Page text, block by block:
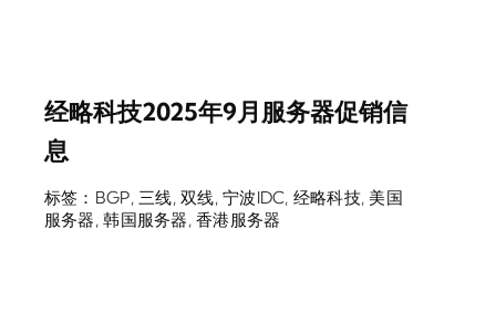
经略科技2025年9月服务器促销信
息
标签： BGP,三线,双线,宁波IDC, 经略科技, 美国
服务器,韩国服务器,香港服务器